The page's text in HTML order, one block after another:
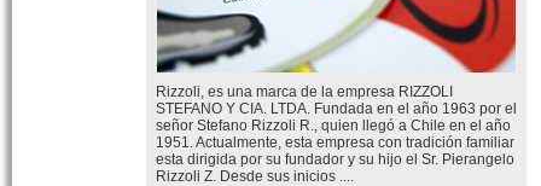
Rizzoli, es una marca de la empresa RIZZOLI
STEFANO Y CIA. LTDA. Fundada en el año 1963 por el
señor Stefano Rizzoli R., quien llegó a Chile en el año
1951. Actualmente, esta empresa con tradición familiar
esta dirigida por su fundador y su hijo el Sr. Pierangelo
Rizzoli Z. Desde sus inicios ....